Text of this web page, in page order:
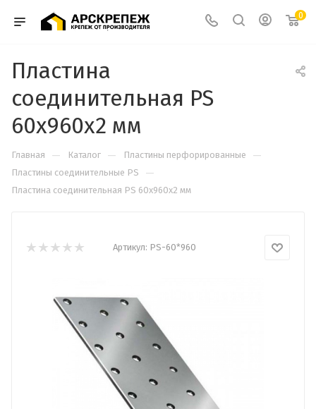
0
Пластина
соединительная PS
60х960х2 мм
Главная — Каталог — Пластины перфорированные —
Пластины соединительные PS —
Пластина соединительная PS 60х960х2 мм
Артикул: PS-60*960